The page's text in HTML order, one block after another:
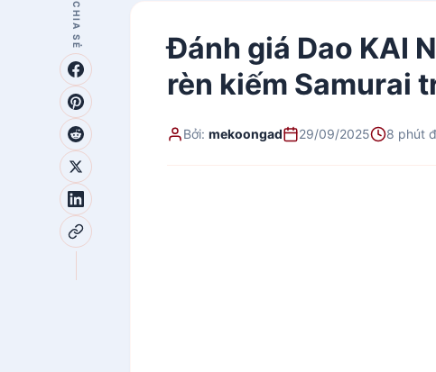
CHIA SẺ
Đánh giá Dao KAI
rèn kiếm Samurai
Bởi: mekoongad 29/09/2025 8 phút